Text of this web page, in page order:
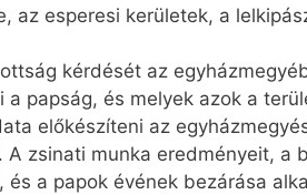
az esperesi kerületek, a
kérdését az
papság, és melyek azok a
előkészíteni az
zsinati munka eredményeit, a
a papok évének bezárása